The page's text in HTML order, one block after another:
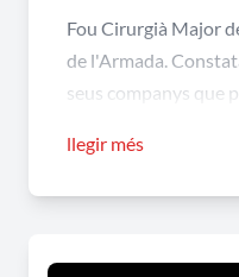
Fou Cirurgià Major
de l'Armada.
seus companys que
ferits de guerra.
llegir més